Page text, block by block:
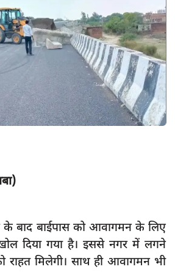
के बाद बाईपास को आवागमन के लिए
दिया गया है। इससे नगर में लगने
राहत मिलेगी। साथ ही आवागमन भी